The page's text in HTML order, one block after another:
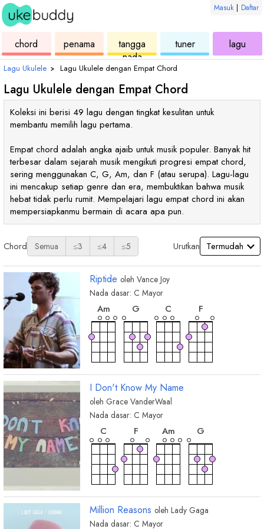
Masuk | Daftar
chord
ukulele
penama
chord
tangga
nada
ukulele
tuner
ukulele
lagu
Lagu Ukulele › Lagu Ukulele dengan Empat Chord
Lagu Ukulele dengan Empat Chord
Koleksi ini berisi 49 lagu dengan tingkat kesulitan untuk
membantu memilih lagu pertama.
Empat chord adalah angka ajaib untuk musik populer. Banyak hit
terbesar dalam sejarah musik mengikuti progresi empat chord,
sering menggunakan C, G, Am, dan F (atau serupa). Lagu-lagu
ini mencakup setiap genre dan era, membuktikan bahwa musik
hebat tidak perlu rumit. Mempelajari lagu empat chord ini akan
mempersiapkanmu bermain di acara apa pun.
Chord Semua ≤3 ≤4 ≤5 Urutkan
Riptide oleh Vance Joy
Nada dasar: C Mayor
Am
chord
G
chord
C
F
I Don't Know My Name
oleh Grace VanderWaal
Nada dasar: C Mayor
C
chord
F
chord
Am
G
Million Reasons oleh Lady Gaga
Nada dasar: C Mayor